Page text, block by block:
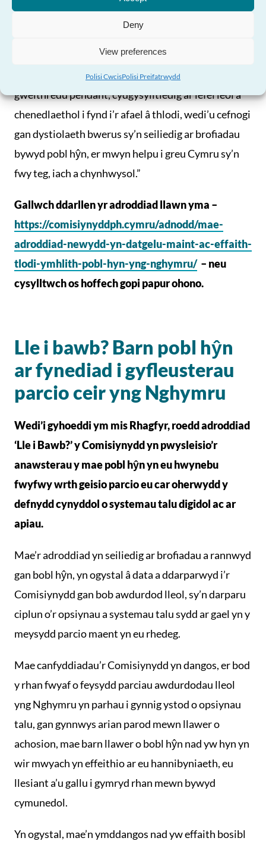
Deny
View preferences
Polisi CwcisPolisi Preifatrwydd
dda, a ddylai fod yn fan cychwyn ar gyfer creu
system bensiwn gynaliadwy sy’n darparu incwm
“Byddaf yn parhau i ddadlau o blaid camau
gweithredu pendant, cydgysylltiedig ar lefel leol a
chenedlaethol i fynd i’r afael â thlodi, wedi’u cefnogi
gan dystiolaeth bwerus sy’n seiliedig ar brofiadau
bywyd pobl hŷn, er mwyn helpu i greu Cymru sy’n
fwy teg, iach a chynhwysol.”
Gallwch ddarllen yr adroddiad llawn yma –
https://comisiynyddph.cymru/adnodd/mae-
adroddiad-newydd-yn-datgelu-maint-ac-effaith-
tlodi-ymhlith-pobl-hyn-yng-nghymru/ – neu
cysylltwch os hoffech gopi papur ohono.
Lle i bawb? Barn pobl hŷn
ar fynediad i gyfleusterau
parcio ceir yng Nghymru
Wedi’i gyhoeddi ym mis Rhagfyr, roedd adroddiad
‘Lle i Bawb?’ y Comisiynydd yn pwysleisio’r
anawsterau y mae pobl hŷn yn eu hwynebu
fwyfwy wrth geisio parcio eu car oherwydd y
defnydd cynyddol o systemau talu digidol ac ar
apiau.
Mae’r adroddiad yn seiliedig ar brofiadau a rannwyd
gan bobl hŷn, yn ogystal â data a ddarparwyd i’r
Comisiynydd gan bob awdurdod lleol, sy’n darparu
ciplun o’r opsiynau a systemau talu sydd ar gael yn y
meysydd parcio maent yn eu rhedeg.
Mae canfyddiadau’r Comisiynydd yn dangos, er bod
y rhan fwyaf o feysydd parciau awdurdodau lleol
yng Nghymru yn parhau i gynnig ystod o opsiynau
talu, gan gynnwys arian parod mewn llawer o
achosion, mae barn llawer o bobl hŷn nad yw hyn yn
wir mwyach yn effeithio ar eu hannibyniaeth, eu
llesiant a’u gallu i gymryd rhan mewn bywyd
cymunedol.
Yn ogystal, mae’n ymddangos nad yw effaith bosibl